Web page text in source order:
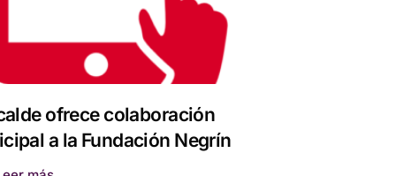
ofrece colaboración
a la Fundación Negrín